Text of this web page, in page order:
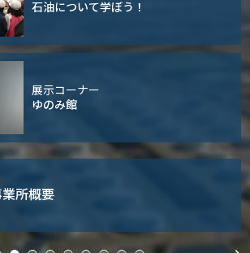
石油について学ぼう！
展示コーナー
ゆのみ館
所概要